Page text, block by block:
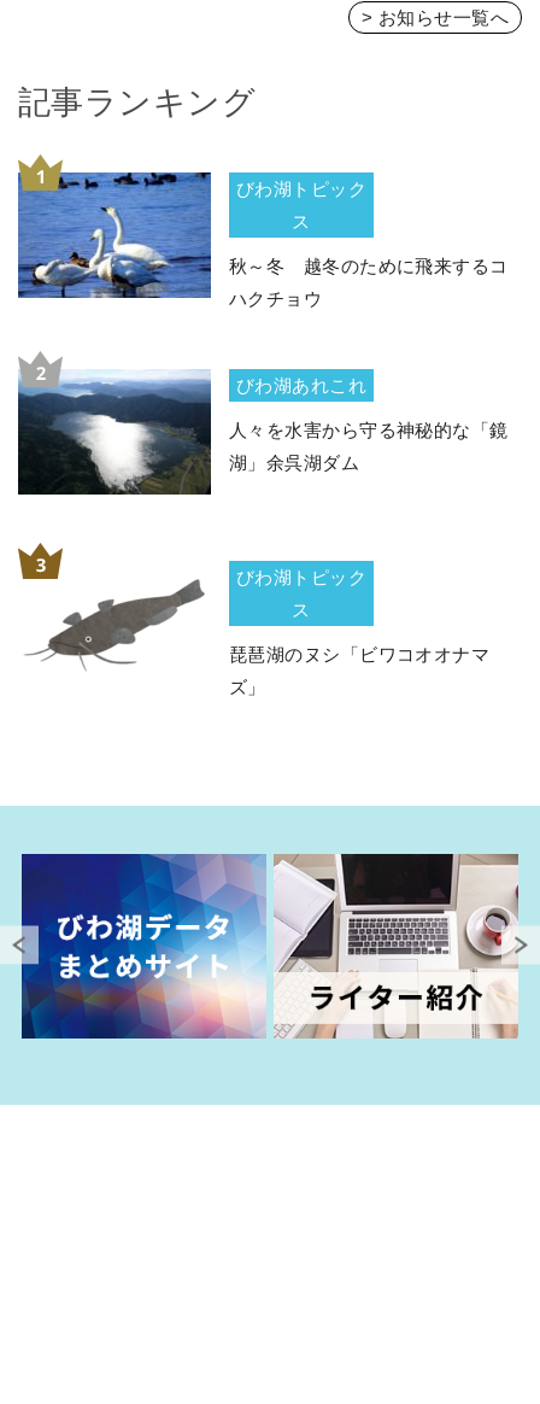
> お知らせ一覧へ
記事ランキング
びわ湖トピック
ス
秋～冬 越冬のために飛来するコ
ハクチョウ
びわ湖あれこれ
人々を水害から守る神秘的な「鏡
湖」余呉湖ダム
びわ湖トピック
ス
琵琶湖のヌシ「ビワコオオナマ
ズ」